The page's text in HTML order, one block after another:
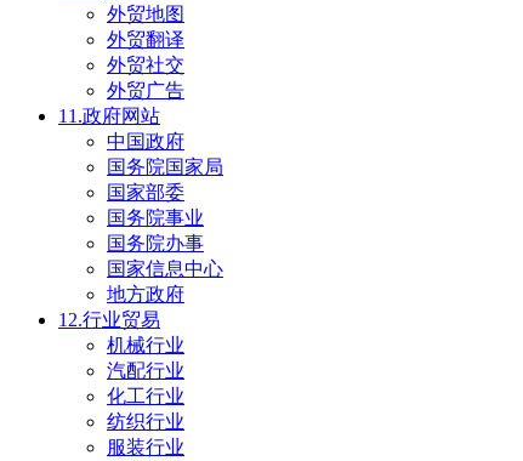
外贸地图
外贸翻译
外贸社交
外贸广告
11.政府网站
中国政府
国务院国家局
国家部委
国务院事业
国务院办事
国家信息中心
地方政府
12.行业贸易
机械行业
汽配行业
化工行业
纺织行业
服装行业